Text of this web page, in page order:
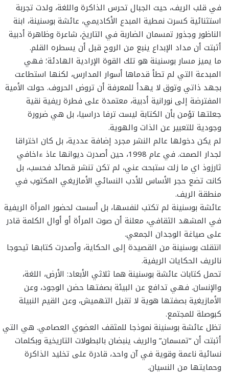
في قلب الريف، حيث الجبال تحرس الذاكرة واللغة، ولدت تجربة
استثنائية كسرت نمطية المبدع الأكاديمي، عائشة بوسنينة، ابنة
الناظور وجذور تمسمان الضاربة في التاريخ، شاعرة وظاهرة أدبية
أثبتت أن مداد الإبداع ينبع من الروح قبل أن يسطره القلم.
ما يميز مسار بوسنينة هو تلك القوة الإرادية الهادئة؛ فهي
المبدعة التي لم تطأ قدماها أسوار المدارس، لكنها استطاعت
بجهد ذاتي وتوق لا يهدأ للمعرفة أن تروض الحروف. حولت الأمية
المفترضة إلى نورانية أدبية، معتمدة على فطرة ريفية نقية
جعلتها تؤمن بأن الكتابة ليست ترفا دراسيا، بل هي ضرورة
وجودية للتعبير عن الذات والهوية.
لم يكن دخولها عالم النشر مجرد إضافة عددية، بل كان اختراقا
لجدار الصمت. في عام 1998، حين أصدرت ديوانها عاذ ءاخافي
ثارزوذ اي ما زلت ستبحث عني، لم تكن تنشر قصائد فحسب، بل
كانت تضع حجر الأساس للأدب النسائي الأمازيغي المكتوب في
منطقة الريف.
عائشة بوسنينة لم تكتب لنفسها، بل أسست لحضور المرأة الريفية
في المشهد الثقافي، معلنة أن صوت المرأة أو أوال الكلمة قادر
على صياغة الوجدان الجمعي.
انتقلت بوسنينة من القصيدة إلى الحكاية، وأصدرت كتابها ثيحوجا
نالريف الحكايات الريفية.
تحمل كتابات عائشة بوسنينة هما ثلاثي الأبعاد: الأرض، اللغة،
والإنسان. فهي تدافع عن البيئة بصفتها حضن الوجود، وعن
الأمازيغية بصفتها هوية لا تقبل التهميش، وعن القيم النبيلة
كبوصلة للمجتمع.
تظل عائشة بوسنينة نموذجا للمثقف العضوي العصامي. هي التي
أثبتت أن “تمسمان” والريف ينبضان بالبطولات التاريخية وبكلمات
نسائية ناعمة وقوية في آن واحد، قادرة على تخليد الذاكرة
وحمايتها من النسيان.